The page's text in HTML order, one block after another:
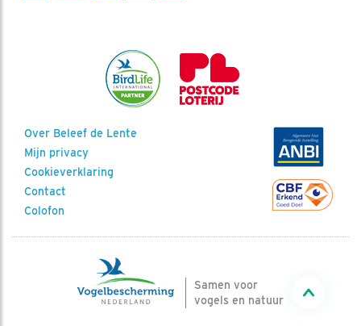
Over Beleef de Lente
Mijn privacy
Cookieverklaring
Contact
Colofon
Samen voor
vogels en natuur